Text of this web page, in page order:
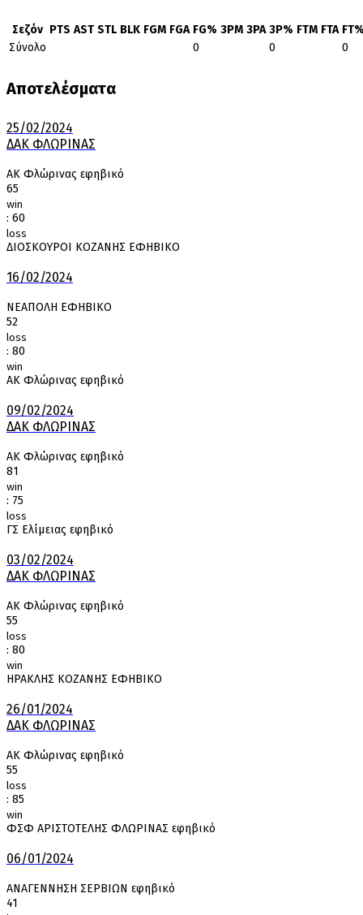
Σεζόν PTS AST STL BLK FGM FGA FG% 3PM 3PA 3P% FTM FTA
Σύνολο
0 0 0
Αποτελέσματα
25/02/2024
ΔΑΚ ΦΛΩΡΙΝΑΣ
ΑΚ Φλώρινας εφηβικό
65
win
: 60
loss
ΔΙΟΣΚΟΥΡΟΙ ΚΟΖΑΝΗΣ ΕΦΗΒΙΚΟ
16/02/2024
ΝΕΑΠΟΛΗ ΕΦΗΒΙΚΟ
52
loss
: 80
win
ΑΚ Φλώρινας εφηβικό
09/02/2024
ΔΑΚ ΦΛΩΡΙΝΑΣ
ΑΚ Φλώρινας εφηβικό
81
win
: 75
loss
ΓΣ Ελίμειας εφηβικό
03/02/2024
ΔΑΚ ΦΛΩΡΙΝΑΣ
ΑΚ Φλώρινας εφηβικό
55
loss
: 80
win
ΗΡΑΚΛΗΣ ΚΟΖΑΝΗΣ ΕΦΗΒΙΚΟ
26/01/2024
ΔΑΚ ΦΛΩΡΙΝΑΣ
ΑΚ Φλώρινας εφηβικό
55
loss
: 85
win
ΦΣΦ ΑΡΙΣΤΟΤΕΛΗΣ ΦΛΩΡΙΝΑΣ εφηβικό
06/01/2024
ΑΝΑΓΕΝΝΗΣΗ ΣΕΡΒΙΩΝ εφηβικό
41